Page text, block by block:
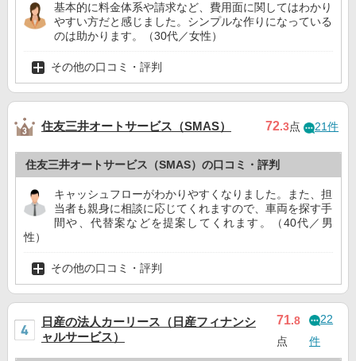
基本的に料金体系や請求など、費用面に関してはわかり
やすい方だと感じました。シンプルな作りになっている
のは助かります。（30代／女性）
その他の口コミ・評判
住友三井オートサービス（SMAS） 72.3点 21件
住友三井オートサービス（SMAS）の口コミ・評判
キャッシュフローがわかりやすくなりました。また、担
当者も親身に相談に応じてくれますので、車両を探す手
間や、代替案などを提案してくれます。（40代／男
性）
その他の口コミ・評判
日産の法人カーリース（日産フィナンシ
ャルサービス）
71.8
点
22
件